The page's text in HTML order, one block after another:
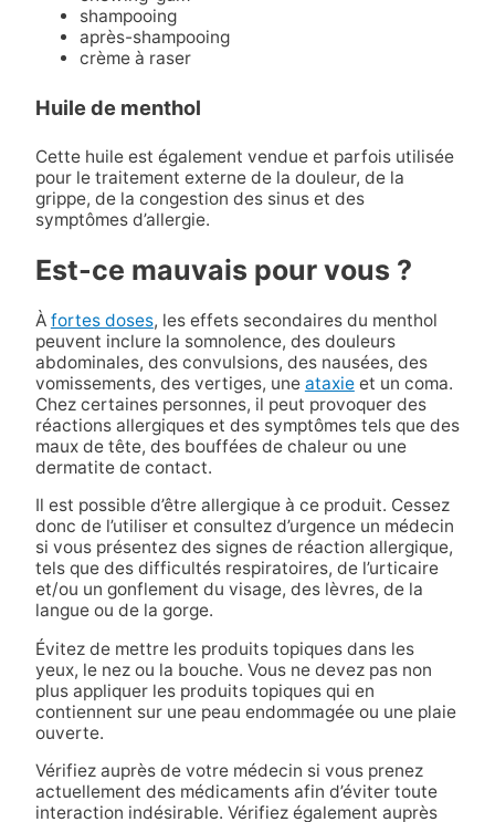
shampooing
après-shampooing
crème à raser
Huile de menthol
Cette huile est également vendue et parfois utilisée
pour le traitement externe de la douleur, de la
grippe, de la congestion des sinus et des
symptômes d’allergie.
Est-ce mauvais pour vous ?
À fortes doses, les effets secondaires du menthol
peuvent inclure la somnolence, des douleurs
abdominales, des convulsions, des nausées, des
vomissements, des vertiges, une ataxieet un coma.
Chez certaines personnes, il peut provoquer des
réactions allergiques et des symptômes tels que des
maux de tête, des bouffées de chaleur ou une
dermatite de contact.
Il est possible d’être allergique à ce produit. Cessez
donc de l’utiliser et consultez d’urgence un médecin
si vous présentez des signes de réaction allergique,
tels que des difficultés respiratoires, de l’urticaire
et/ou un gonflement du visage, des lèvres, de la
langue ou de la gorge.
Évitez de mettre les produits topiques dans les
yeux, le nez ou la bouche. Vous ne devez pas non
plus appliquer les produits topiques qui en
contiennent sur une peau endommagée ou une plaie
ouverte.
Vérifiez auprès de votre médecin si vous prenez
actuellement des médicaments afin d’éviter toute
interaction indésirable. Vérifiez également auprès